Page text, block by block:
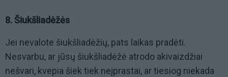
8. Šiukšliadėžės
Jei nevalote šiukšliadėžių, pats laikas pradėti.
Nesvarbu, ar jūsų šiukšliadėžė atrodo akivaizdžiai
nešvari, kvepia šiek tiek neįprastai, ar tiesiog niekada